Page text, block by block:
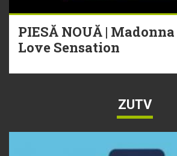
PIESĂ NOUĂ |
Love Sensation
ZUTV